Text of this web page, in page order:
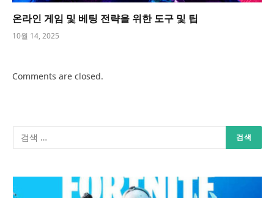
온라인 게임 및 베팅 전략을 위한 도구 및 팁
10월 14, 2025
Comments are closed.